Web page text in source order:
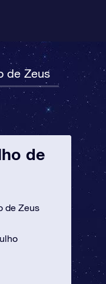
de Zeus
de
de Zeus